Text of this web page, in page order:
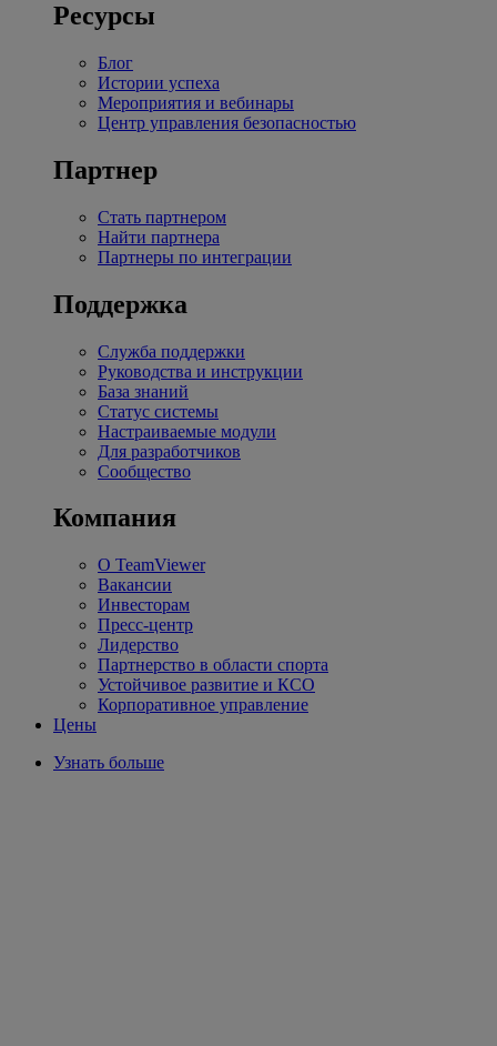
Ресурсы
Блог
Истории успеха
Мероприятия и вебинары
Центр управления безопасностью
Партнер
Стать партнером
Найти партнера
Партнеры по интеграции
Поддержка
Служба поддержки
Руководства и инструкции
База знаний
Статус системы
Настраиваемые модули
Для разработчиков
Сообщество
Компания
О TeamViewer
Вакансии
Инвесторам
Пресс-центр
Лидерство
Партнерство в области спорта
Устойчивое развитие и КСО
Корпоративное управление
Цены
Узнать больше